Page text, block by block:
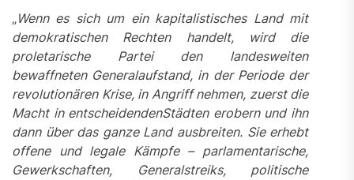
„Wenn es sich um ein kapitalistisches Land mit
demokratischen Rechten handelt, wird die
proletarische Partei den landesweiten
bewaffneten Generalaufstand, in der Periode der
revolutionären Krise, in Angriff nehmen, zuerst die
Macht in entscheidendenStädten erobern und ihn
dann über das ganze Land ausbreiten. Sie erhebt
offene und legale Kämpfe – parlamentarische,
Gewerkschaften, Generalstreiks, politische